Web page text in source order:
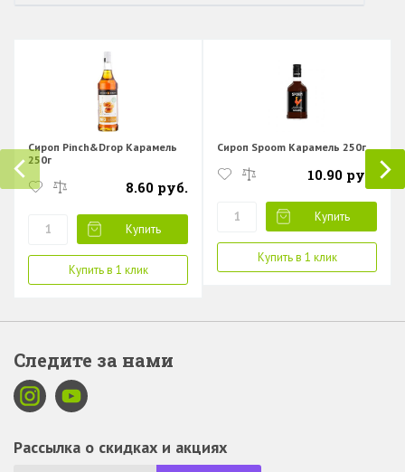
Сироп Pinch&Drop Карамель
250г
8.60 руб.
Купить
Купить в 1 клик
Сироп Spoom Карамель 250г
10.90 руб.
Купить
Купить в 1 клик
Следите за нами
Рассылка о скидках и акциях